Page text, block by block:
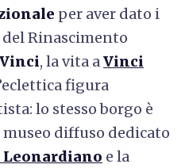
per aver dato i
Rinascimento
, la vita aVinci
figura
lo stesso borgo è
diffuso dedicato
Leonardiano e la